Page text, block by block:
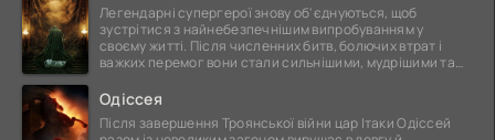
Легендарні супергерої знову об'єднуються, щоб
зустрітися з найнебезпечнішим випробуванням у
своєму житті. Після численних битв, болючих втрат і
важких перемог вони стали сильнішими, мудрішими та
Одіссея
Після завершення Троянської війни цар Ітаки Одіссей